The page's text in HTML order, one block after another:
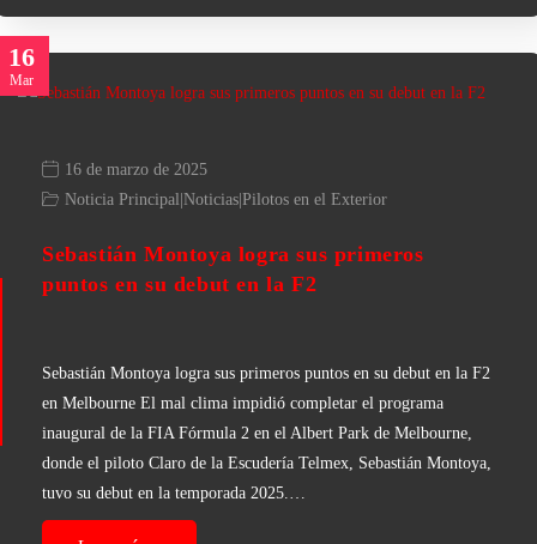
16
Mar
16 de marzo de 2025
Noticia Principal Noticias Pilotos en el Exterior
Sebastián Montoya logra sus primeros
puntos en su debut en la F2
Sebastián Montoya logra sus primeros puntos en su debut en la F2
en Melbourne El mal clima impidió completar el programa
inaugural de la FIA Fórmula 2 en el Albert Park de Melbourne,
donde el piloto Claro de la Escudería Telmex, Sebastián Montoya,
tuvo su debut en la temporada 2025.…